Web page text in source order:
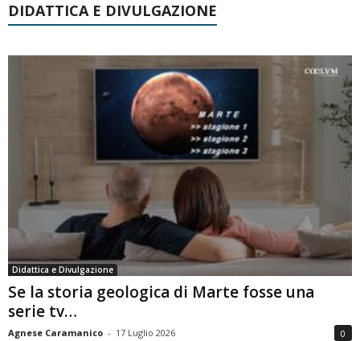
DIDATTICA E DIVULGAZIONE
Didattica e Divulgazione
Se la storia geologica di Marte fosse una
serie tv…
Agnese Caramanico - 17 Luglio 2026 0